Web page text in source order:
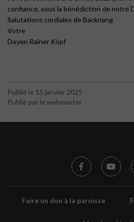
confiance, sous la bénédiction de notre
Salutations cordiales de Backnang
Votre
Doyen Rainer Köpf
Publié le 15 janvier 2025
Publié par le webmaster
Faire un don à la paroisse